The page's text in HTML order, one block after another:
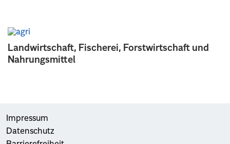
Landwirtschaft, Fischerei, Forstwirtschaft und
Nahrungsmittel
Impressum
Datenschutz